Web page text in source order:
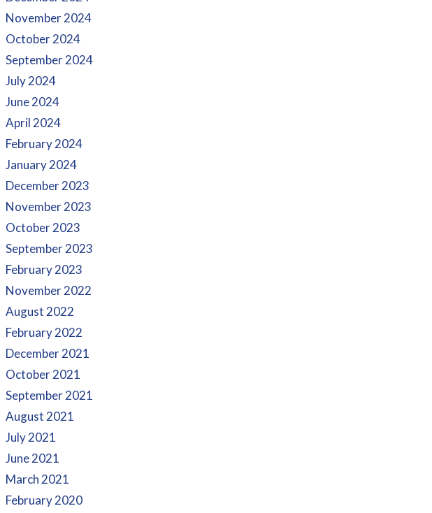
November 2024
October 2024
September 2024
July 2024
June 2024
April 2024
February 2024
January 2024
December 2023
November 2023
October 2023
September 2023
February 2023
November 2022
August 2022
February 2022
December 2021
October 2021
September 2021
August 2021
July 2021
June 2021
March 2021
February 2020